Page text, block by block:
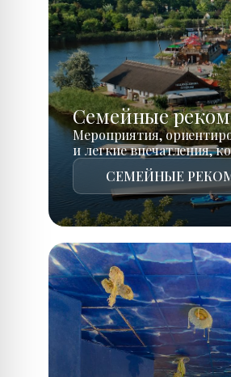
Семейные
Мероприятия,
и легкие впечатления,
СЕМЕЙНЫЕ